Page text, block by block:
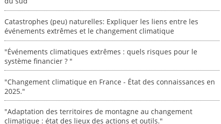
Catastrophes (peu) naturelles: Expliquer les liens entre les
événements extrêmes et le changement climatique
"Événements climatiques extrêmes : quels risques pour le
système financier ? "
"Changement climatique en France - État des connaissances en
2025."
"Adaptation des territoires de montagne au changement
climatique : état des lieux des actions et outils."